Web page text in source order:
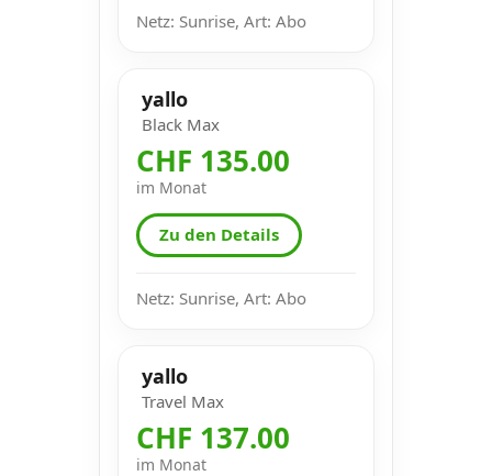
Netz: Sunrise, Art: Abo
yallo
Black Max
CHF 135.00
im Monat
Zu den Details
Netz: Sunrise, Art: Abo
yallo
Travel Max
CHF 137.00
im Monat